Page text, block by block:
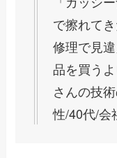
で擦れて
修理で見
品を買う
さんの技
性/40代/会